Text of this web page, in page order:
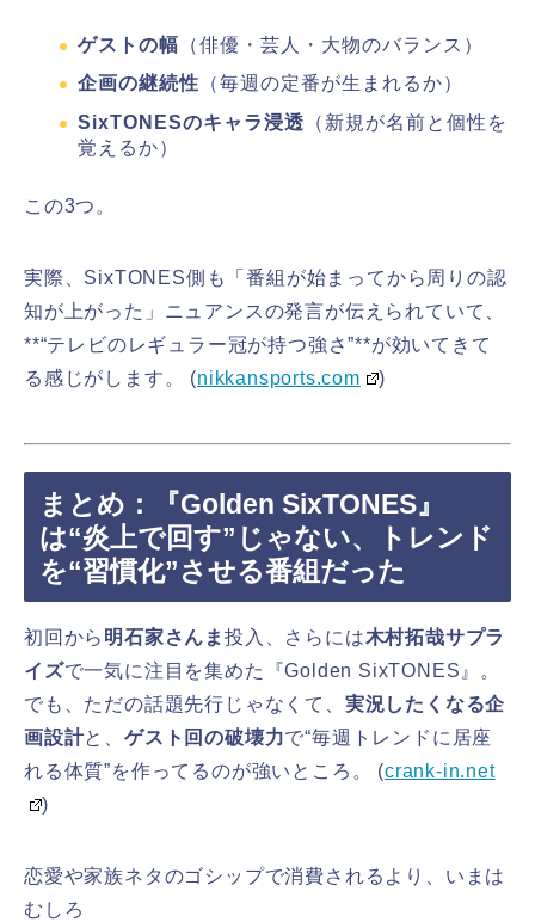
ゲストの幅 （俳優・芸人・大物のバランス）
企画の継続性 （毎週の定番が生まれるか）
SixTONESのキャラ浸透 （新規が名前と個性を
覚えるか）
この3つ。
実際、SixTONES側も「番組が始まってから周りの認
知が上がった」ニュアンスの発言が伝えられていて、
**“テレビのレギュラー冠が持つ強さ”**が効いてきて
る感じがします。 (nikkansports.com )
まとめ：『Golden SixTONES』
は“炎上で回す”じゃない、トレンド
を“習慣化”させる番組だった
初回から 明石家さんま投入、さらには木村拓哉サプラ
イズで一気に注目を集めた『Golden SixTONES』。
でも、ただの話題先行じゃなくて、 実況したくなる企
画設計と、ゲスト回の破壊力で“毎週トレンドに居座
れる体質”を作ってるのが強いところ。 (crank-in.net
)
恋愛や家族ネタのゴシップで消費されるより、いまは
むしろ